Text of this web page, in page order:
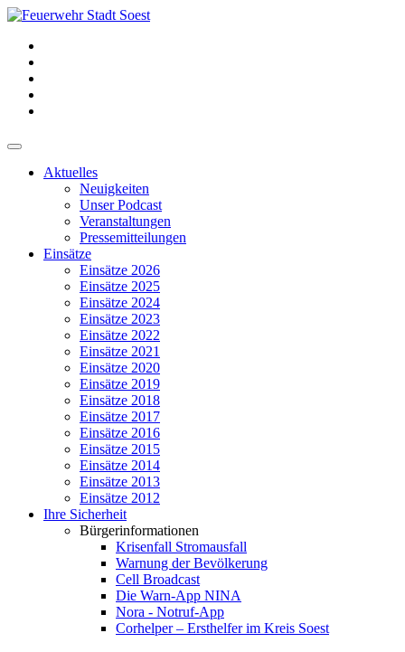
Aktuelles
Neuigkeiten
Unser Podcast
Veranstaltungen
Pressemitteilungen
Einsätze
Einsätze 2026
Einsätze 2025
Einsätze 2024
Einsätze 2023
Einsätze 2022
Einsätze 2021
Einsätze 2020
Einsätze 2019
Einsätze 2018
Einsätze 2017
Einsätze 2016
Einsätze 2015
Einsätze 2014
Einsätze 2013
Einsätze 2012
Ihre Sicherheit
Bürgerinformationen
Krisenfall Stromausfall
Warnung der Bevölkerung
Cell Broadcast
Die Warn-App NINA
Nora - Notruf-App
Corhelper – Ersthelfer im Kreis Soest